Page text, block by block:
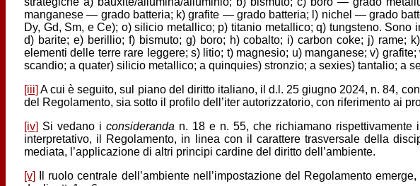
manganese — grado batteria; k) grafite — grado batteria; l) nichel — grado
Dy, Gd, Sm, e Ce); o) silicio metallico; p) titanio metallico; q) tungsteno.
d) barite; e) berillio; f) bismuto; g) boro; h) cobalto; i) carbon coke; j) rame;
elementi delle terre rare leggere; s) litio; t) magnesio; u) manganese; v)
scandio; a quater) silicio metallico; a quinquies) stronzio; a sexies) tantalio; a
[iii] A cui è seguito, sul piano del diritto italiano, il d.l. 25 giugno 2024, n. 84,
del Regolamento, sia sotto il profilo dell’iter autorizzatorio, con riferimento ai
[iv] Si vedano i consideranda n. 18 e n. 55, che richiamano
interpretativo, il Regolamento, in linea con il carattere trasversale della
mediata, l’applicazione di altri principi cardine del diritto dell’ambiente.
[v]
Il ruolo centrale dell’ambiente nell’impostazione del Regolamento